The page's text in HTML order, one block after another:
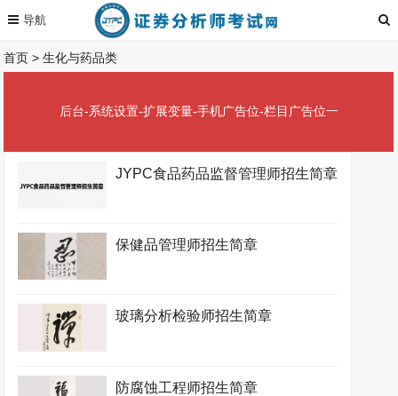
首页 >生化与药品类
后台-系统设置-扩展变量-手机广告位-栏目广告位一
JYPC食品药品监督管理师招生简章
保健品管理师招生简章
玻璃分析检验师招生简章
防腐蚀工程师招生简章